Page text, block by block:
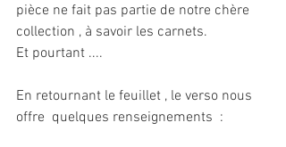
pièce ne fait pas partie de notre chère
collection , à savoir les carnets.
Et pourtant ....
En retournant le feuillet , le verso nous
offre  quelques renseignements  :